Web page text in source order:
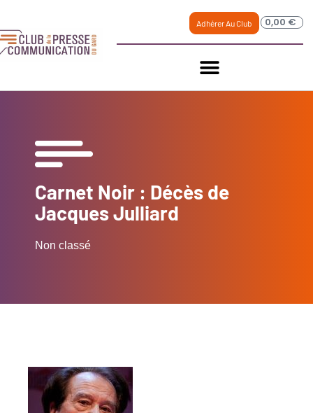
Adhérer Au Club 0,00 €
Carnet Noir : Décès de
Jacques Julliard
Non classé